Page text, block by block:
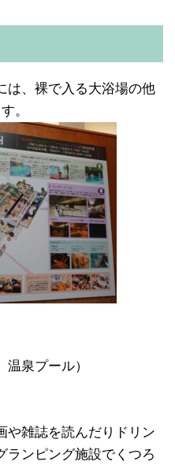
は、裸で入る大浴場の他
。
温泉プール）
雑誌を読んだりドリン
ランピング施設でくつろ